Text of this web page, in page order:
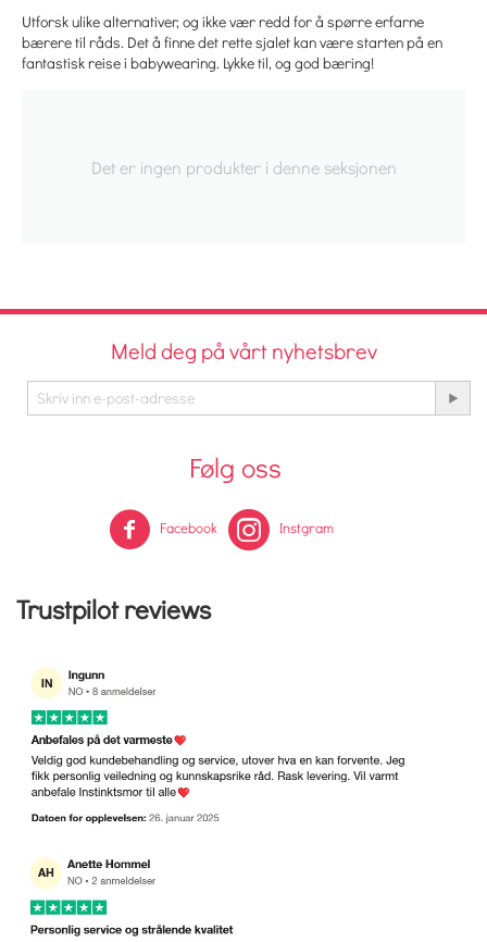
Utforsk ulike alternativer, og ikke vær redd for å spørre erfarne
bærere til råds. Det å finne det rette sjalet kan være starten på en
fantastisk reise i babywearing. Lykke til, og god bæring!
Det er ingen produkter i denne seksjonen
Meld deg på vårt nyhetsbrev
Følg oss
Facebook Instgram
Trustpilot reviews